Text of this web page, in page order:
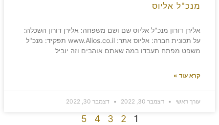
מנכ"ל אליוס
אלירן דורון מנכ"ל אליוס שם ושם משפחה: אלירן דורון השכלה:
על תכונית חברה: אליוס אתר: www.Alios.co.il תפקיד: מנכ"ל
משפט מפתח תעבדו במה שאתם אוהבים וזה יוביל
קרא עוד »
עורך ראשי דצמבר 30, 2022 דצמבר 30, 2022
1
2
3
4
5